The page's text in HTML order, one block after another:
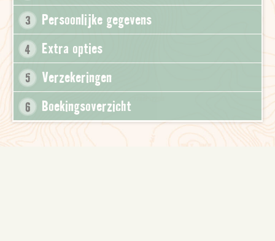
3 Persoonlijke gegevens
4 Extra opties
5 Verzekeringen
6 Boekingsoverzicht